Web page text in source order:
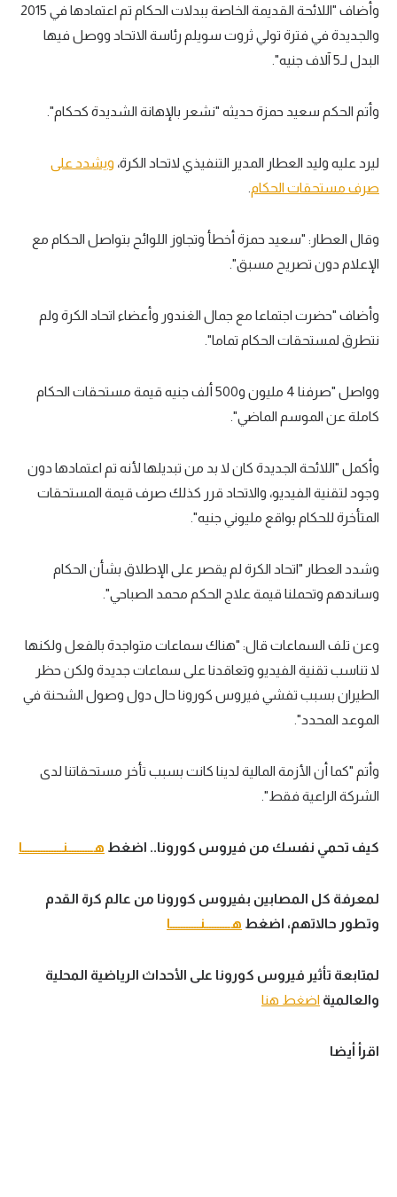
تحليل في الجول
حكايات في الجول
وأضاف "اللائحة القديمة الخاصة ببدلات الحكام تم اعتمادها في 2015
والجديدة في فترة تولي ثروت سويلم رئاسة الاتحاد ووصل فيها
البدل لـ5 آلاف جنيه".
وأتم الحكم سعيد حمزة حديثه "نشعر بالإهانة الشديدة كحكام".
ليرد عليه وليد العطار المدير التنفيذي لاتحاد الكرة، ويشدد على
صرف مستحقات الحكام
وقال العطار: "سعيد حمزة أخطأ وتجاوز اللوائح بتواصل الحكام مع
الإعلام دون تصريح مسبق".
وأضاف "حضرت اجتماعا مع جمال الغندور وأعضاء اتحاد الكرة ولم
نتطرق لمستحقات الحكام تماما".
وواصل "صرفنا 4 مليون و500 ألف جنيه قيمة مستحقات الحكام
كاملة عن الموسم الماضي".
وأكمل "اللائحة الجديدة كان لا بد من تبديلها لأنه تم اعتمادها دون
وجود لتقنية الفيديو، والاتحاد قرر كذلك صرف قيمة المستحقات
المتأخرة للحكام بواقع مليوني جنيه".
وشدد العطار "اتحاد الكرة لم يقصر على الإطلاق بشأن الحكام
وساندهم وتحملنا قيمة علاج الحكم محمد الصباحي".
وعن تلف السماعات قال: "هناك سماعات متواجدة بالفعل ولكنها
لا تناسب تقنية الفيديو وتعاقدنا على سماعات جديدة ولكن حظر
الطيران بسبب تفشي فيروس كورونا حال دول وصول الشحنة في
الموعد المحدد".
وأتم "كما أن الأزمة المالية لدينا كانت بسبب تأخر مستحقاتنا لدى
الشركة الراعية فقط".
كيف تحمي نفسك من فيروس كورونا.. اضغط هــــــــــنـــــــــــــــا
لمعرفة كل المصابين بفيروس كورونا من عالم كرة القدم
وتطور حالاتهم، اضغط هــــــــــنـــــــــــا
لمتابعة تأثير فيروس كورونا على الأحداث الرياضية المحلية
والعالمية اضغط هنا
اقرأ أيضا